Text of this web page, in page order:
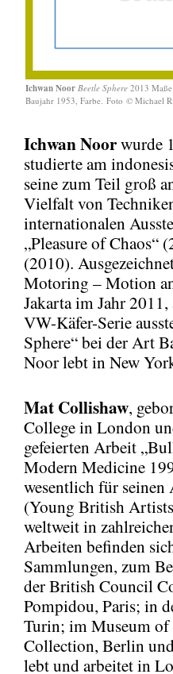
Ichwan Noor Beetle Sphere 2013
Baujahr 1953, Farbe. Foto © Michael
Ichwan Noorwurde
studierte am
seine zum Teil groß
Vielfalt von
internationalen
„Pleasure of Chaos“
(2010).
Motoring – Motion
Jakarta im Jahr
VW-Käfer-Serie
Sphere“ bei der Art
Noor lebt in New
Mat Collishaw,
College in London
gefeierten Arbeit
Modern Medicine
wesentlich für
(Young British
weltweit in
Arbeiten befinden
Sammlungen, zum
der British Council
Pompidou, Paris; in
Turin; im Museum
Collection, Berlin
lebt und arbeitet in